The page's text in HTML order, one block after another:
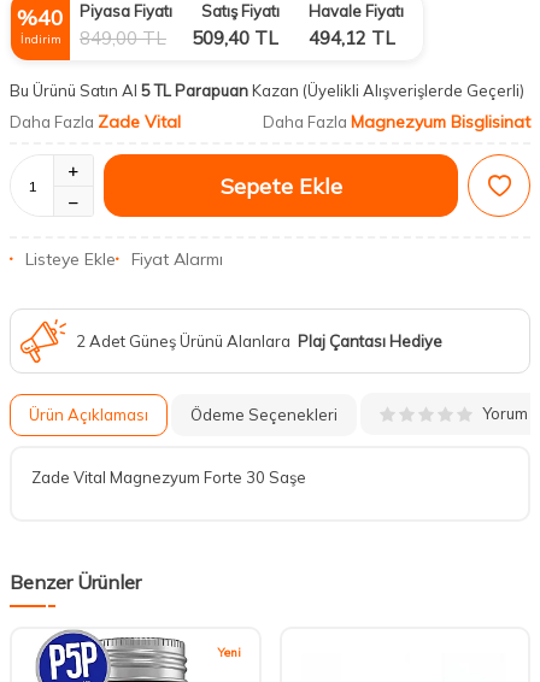
%40
İndirim
Piyasa Fiyatı
849,00TL
Satış Fiyatı
509,40 TL
Havale Fiyatı
494,12 TL
Bu Ürünü Satın Al 5 TL ParapuanKazan (Üyelikli Alışverişlerde Geçerli)
Daha Fazla Zade Vital Daha Fazla Magnezyum Bisglisinat
Sepete Ekle
Listeye Ekle Fiyat Alarmı
2 Adet Güneş Ürünü Alanlara Plaj Çantası Hediye
Ürün Açıklaması Ödeme Seçenekleri Yorum
Zade Vital Magnezyum Forte 30 Saşe
Benzer Ürünler
Yeni